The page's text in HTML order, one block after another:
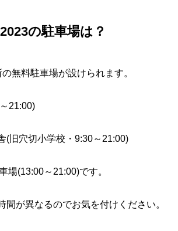
の駐車場は？
無料駐車場が設けられます。
21:00)
(旧穴切小学校・9:30～21:00)
場(13:00～21:00)です。
間が異なるのでお気を付けください。